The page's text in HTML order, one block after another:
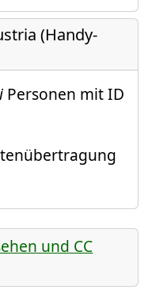
(Handy-
Personen mit ID
und CC